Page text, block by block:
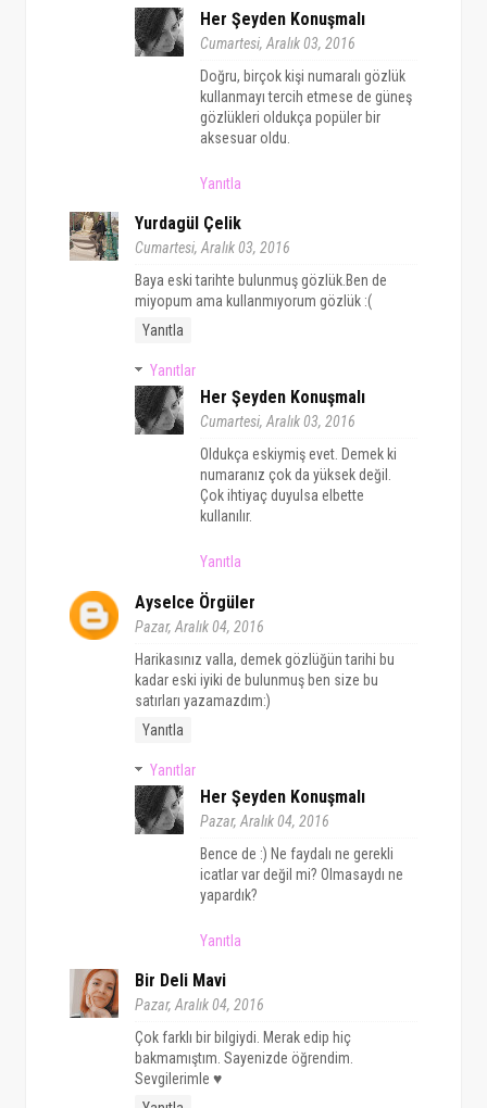
Her Şeyden Konuşmalı
Cumartesi, Aralık 03, 2016
Doğru, birçok kişi numaralı gözlük
kullanmayı tercih etmese de güneş
gözlükleri oldukça popüler bir
aksesuar oldu.
Yanıtla
Yurdagül Çelik
Cumartesi, Aralık 03, 2016
Baya eski tarihte bulunmuş gözlük.Ben de
miyopum ama kullanmıyorum gözlük :(
Yanıtla
Yanıtlar
Her Şeyden Konuşmalı
Cumartesi, Aralık 03, 2016
Oldukça eskiymiş evet. Demek ki
numaranız çok da yüksek değil.
Çok ihtiyaç duyulsa elbette
kullanılır.
Yanıtla
Ayselce Örgüler
Pazar, Aralık 04, 2016
Harikasınız valla, demek gözlüğün tarihi bu
kadar eski iyiki de bulunmuş ben size bu
satırları yazamazdım:)
Yanıtla
Yanıtlar
Her Şeyden Konuşmalı
Pazar, Aralık 04, 2016
Bence de :) Ne faydalı ne gerekli
icatlar var değil mi? Olmasaydı ne
yapardık?
Yanıtla
Bir Deli Mavi
Pazar, Aralık 04, 2016
Çok farklı bir bilgiydi. Merak edip hiç
bakmamıştım. Sayenizde öğrendim.
Sevgilerimle ♥